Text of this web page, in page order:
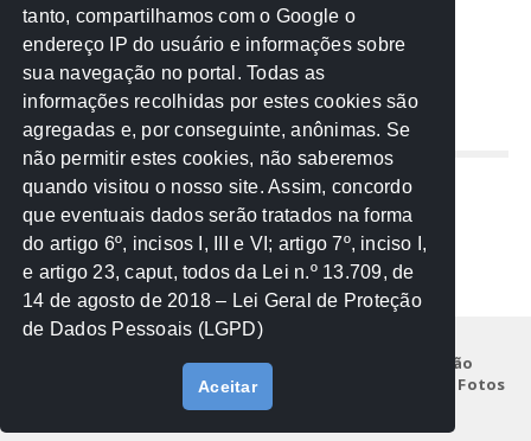
Receita Federal Sem categoria
TCE-MT TCU TRE
REDE NOS ESTADOS
Mato Grosso do Sul
Paraná
Nacional
Institucional
Legislação
Notícias
Galeria de Fotos
Fale Conosco
tanto, compartilhamos com o Google o
endereço IP do usuário e informações sobre
sua navegação no portal. Todas as
informações recolhidas por estes cookies são
agregadas e, por conseguinte, anônimas. Se
não permitir estes cookies, não saberemos
quando visitou o nosso site. Assim, concordo
que eventuais dados serão tratados na forma
do artigo 6º, incisos I, III e VI; artigo 7º, inciso I,
e artigo 23, caput, todos da Lei n.º 13.709, de
14 de agosto de 2018 – Lei Geral de Proteção
de Dados Pessoais (LGPD)
Aceitar